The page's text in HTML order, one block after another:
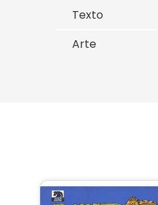
Texto
Arte